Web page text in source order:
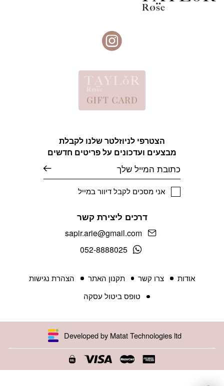
הצטרפי לניוזלטר שלנו לקבלת
מבצעים ועדכונים על פריטים חדשים
אני מסכים לקבל דיוור במייל
דרכים ליצירת קשר
sapir.arie@gmail.com
052-8888025
אודות צרו קשר תקנון האתר
הצהרת נגישות
טופס ביטול עסקה
Developed by Matat Technologies ltd